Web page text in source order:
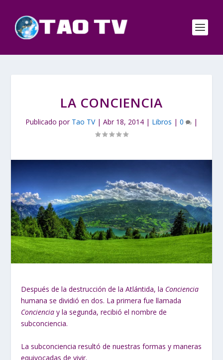
LA CONCIENCIA
Publicado por Tao TV| Abr 18, 2014 | Libros | 0 |
Después de la destrucción de la Atlántida, la Conciencia
humana se dividió en dos. La primera fue llamada
Conciencia y la segunda, recibió el nombre de
subconciencia.
La subconciencia resultó de nuestras formas y maneras
equivocadas de vivir.